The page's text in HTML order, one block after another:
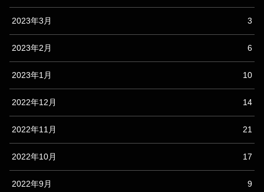
2023年3月 3
2023年2月 6
2023年1月 10
2022年12月 14
2022年11月 21
2022年10月 17
2022年9月 9